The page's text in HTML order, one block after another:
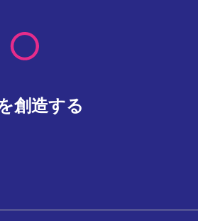
創造する